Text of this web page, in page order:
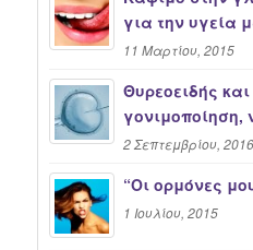
για την υγεία
11 Μαρτίου, 2015
Θυρεοειδής
γονιμοποίηση,
2 Σεπτεμβρίου, 2016
“Oι ορμόνες
1 Ιουλίου, 2015